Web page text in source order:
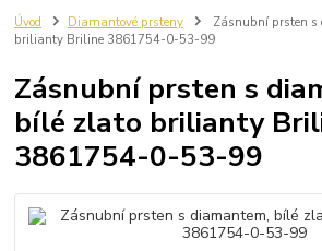
Úvod Diamantové prsteny
Zásnubní prsten
brilianty Briline 3861754-0-53-99
Zásnubní prsten s
bílé zlato brilianty
3861754-0-53-99